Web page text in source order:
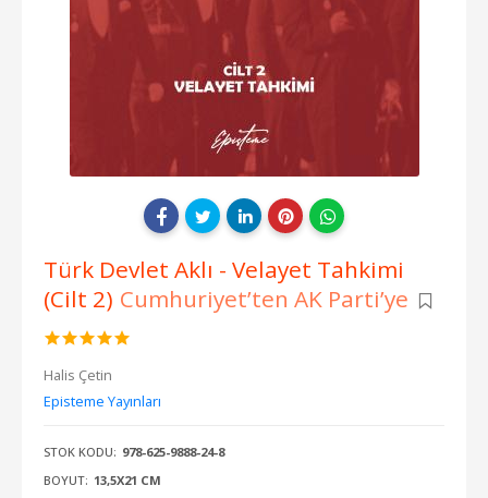
Türk Devlet Aklı - Velayet Tahkimi
(Cilt 2) Cumhuriyet’ten AK Parti’ye
Halis Çetin
Episteme Yayınları
STOK KODU: 978-625-9888-24-8
BOYUT: 13,5X21 CM